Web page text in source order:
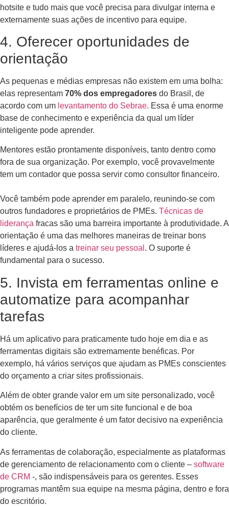
hotsite e tudo mais que você precisa para divulgar interna e
externamente suas ações de incentivo para equipe.
4. Oferecer oportunidades de
orientação
As pequenas e médias empresas não existem em uma bolha:
elas representam 70% dos empregadores do Brasil, de
acordo com um levantamento do Sebrae. Essa é uma enorme
base de conhecimento e experiência da qual um líder
inteligente pode aprender.
Mentores estão prontamente disponíveis, tanto dentro como
fora de sua organização. Por exemplo, você provavelmente
tem um contador que possa servir como consultor financeiro.
Você também pode aprender em paralelo, reunindo-se com
outros fundadores e proprietários de PMEs. Técnicas de
liderança fracas são uma barreira importante à produtividade. A
orientação é uma das melhores maneiras de treinar bons
líderes e ajudá-los a treinar seu pessoal . O suporte é
fundamental para o sucesso.
5. Invista em ferramentas online e
automatize para acompanhar
tarefas
Há um aplicativo para praticamente tudo hoje em dia e as
ferramentas digitais são extremamente benéficas. Por
exemplo, há vários serviços que ajudam as PMEs conscientes
do orçamento a criar sites profissionais.
Além de obter grande valor em um site personalizado, você
obtém os benefícios de ter um site funcional e de boa
aparência, que geralmente é um fator decisivo na experiência
do cliente.
As ferramentas de colaboração, especialmente as plataformas
de gerenciamento de relacionamento com o cliente – software
de CRM -, são indispensáveis ​​para os gerentes. Esses
programas mantêm sua equipe na mesma página, dentro e fora
do escritório.